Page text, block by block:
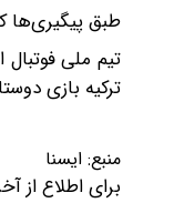
طبق پیگیری‌ها
ترکیه بازی
منبع: ایسنا
برای اطلاع از